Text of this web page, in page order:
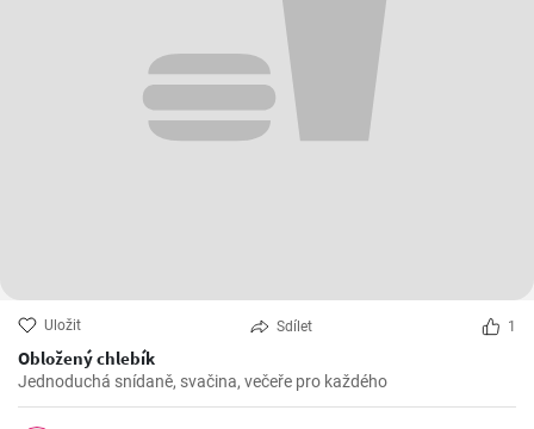
Uložit Sdílet 1
Obložený chlebík
Jednoduchá snídaně, svačina, večeře pro každého